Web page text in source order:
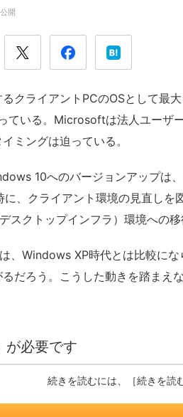
開
クライアントPCのOSとして最
ている。Microsoftは法人ユーザ
ミングは迫っている。
10へのバージョンアップは
、クライアント環境の見直しを
スクトップインフラ）環境への移
、Windows XP時代とは比較に
だろう。こうした動きを踏まえ
が必要です
続きを読むには、［続きを読